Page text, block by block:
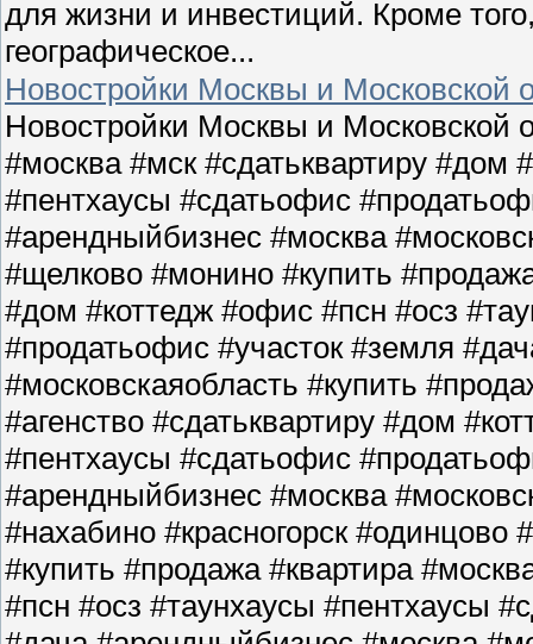
для жизни и инвестиций. Кроме
географическое...
Новостройки Москвы и Московской
Новостройки Москвы и Московской
#москва #мск #сдатьквартиру #дом
#пентхаусы #сдатьофис
#арендныйбизнес #москва
#щелково #монино #купить
#дом #коттедж #офис #псн #осз
#продатьофис #участок #земля
#московскаяобласть #купить
#агенство #сдатьквартиру #дом
#пентхаусы #сдатьофис
#арендныйбизнес #москва
#нахабино #красногорск
#купить #продажа #квартира
#псн #осз #таунхаусы #пентхаусы